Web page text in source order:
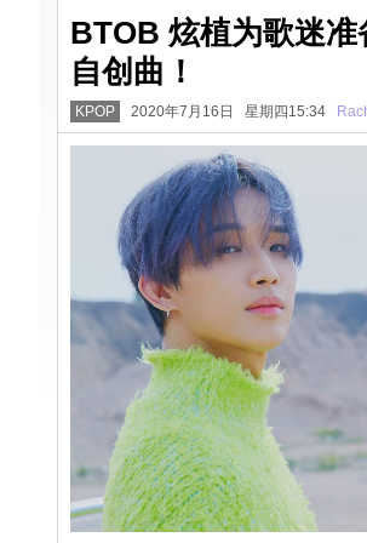
BTOB 炫植为歌迷
自创曲！
KPOP 2020年7月16日 星期四15:34